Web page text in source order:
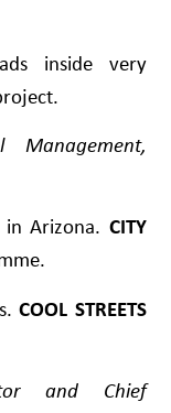
inside very
Management,
Arizona. CITY
COOL STREETS
and Chief